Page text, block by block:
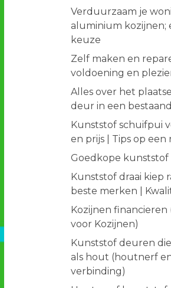
Verduurzaam je
aluminium kozijnen;
keuze
Zelf maken en
voldoening en
Alles over het
deur in een
Kunststof schuifpui
en prijs | Tips op een
Goedkope
Kunststof draai kiep
beste merken |
Kozijnen financieren
voor Kozijnen)
Kunststof deuren
als hout (houtnerf
verbinding)